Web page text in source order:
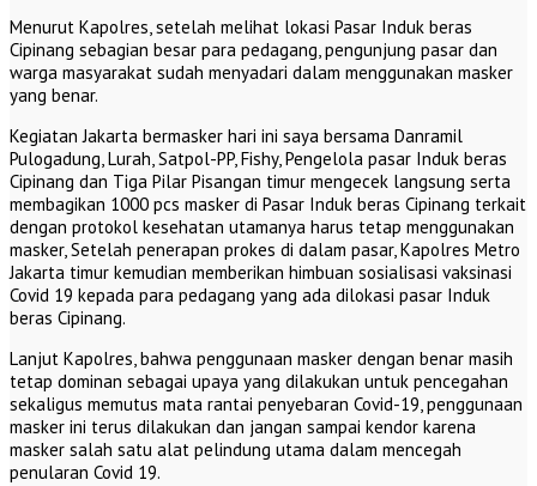
Menurut Kapolres, setelah melihat lokasi Pasar Induk beras
Cipinang sebagian besar para pedagang, pengunjung pasar dan
warga masyarakat sudah menyadari dalam menggunakan masker
yang benar.
Kegiatan Jakarta bermasker hari ini saya bersama Danramil
Pulogadung, Lurah, Satpol-PP, Fishy, Pengelola pasar Induk beras
Cipinang dan Tiga Pilar Pisangan timur mengecek langsung serta
membagikan 1000 pcs masker di Pasar Induk beras Cipinang terkait
dengan protokol kesehatan utamanya harus tetap menggunakan
masker, Setelah penerapan prokes di dalam pasar, Kapolres Metro
Jakarta timur kemudian memberikan himbuan sosialisasi vaksinasi
Covid 19 kepada para pedagang yang ada dilokasi pasar Induk
beras Cipinang.
Lanjut Kapolres, bahwa penggunaan masker dengan benar masih
tetap dominan sebagai upaya yang dilakukan untuk pencegahan
sekaligus memutus mata rantai penyebaran Covid-19, penggunaan
masker ini terus dilakukan dan jangan sampai kendor karena
masker salah satu alat pelindung utama dalam mencegah
penularan Covid 19.